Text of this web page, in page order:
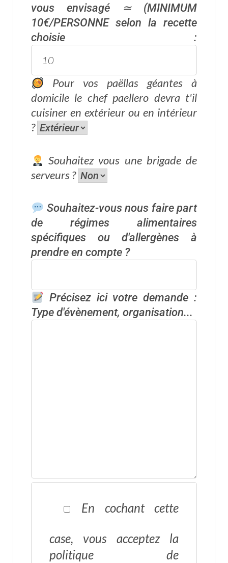
vous envisagé ≃ (MINIMUM
10€/PERSONNE selon la recette
choisie :
Pour vos paëllas géantes à
domicile le chef paellero devra t'il
cuisiner en extérieur ou en intérieur
?
Souhaitez vous une brigade de
serveurs ?
Souhaitez-vous nous faire part
de régimes alimentaires
spécifiques ou d'allergènes à
prendre en compte ?
Précisez ici votre demande :
Type d'évènement, organisation...
En cochant cette
case, vous acceptez la
politique de